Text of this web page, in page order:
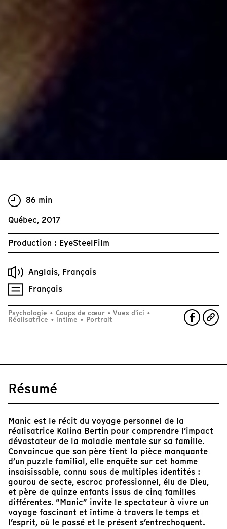
86 min
Québec, 2017
Production : EyeSteelFilm
Anglais, Français
Français
Psychologie • Coups de cœur • Vues d'ici •
Réalisatrice • Intime • Portrait
Résumé
Manic est le récit du voyage personnel de la
réalisatrice Kalina Bertin pour comprendre l’impact
dévastateur de la maladie mentale sur sa famille.
Convaincue que son père tient la pièce manquante
d’un puzzle familial, elle enquête sur cet homme
insaisissable, connu sous de multiples identités :
gourou de secte, escroc professionnel, élu de Dieu,
et père de quinze enfants issus de cinq familles
différentes. “Manic” invite le spectateur à vivre un
voyage fascinant et intime à travers le temps et
l’esprit, où le passé et le présent s’entrechoquent.